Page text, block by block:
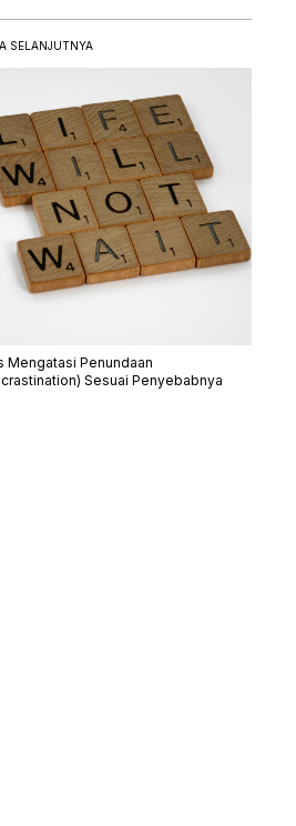
SELANJUTNYA
Mengatasi Penundaan
Sesuai Penyebabnya